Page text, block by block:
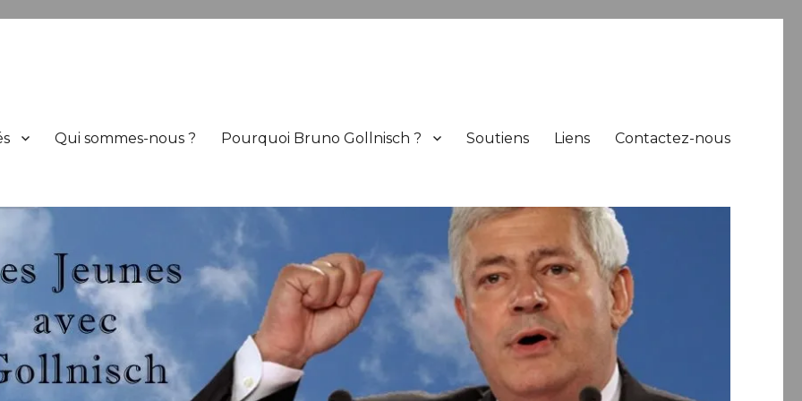
Qui sommes-nous ? Pourquoi Bruno Gollnisch ? Soutiens Liens Contactez-nous